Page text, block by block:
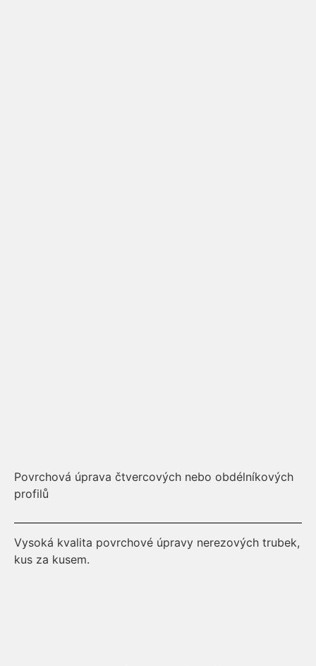
Povrchová úprava čtvercových nebo obdélníkových
profilů
Vysoká kvalita povrchové úpravy nerezových trubek,
kus za kusem.